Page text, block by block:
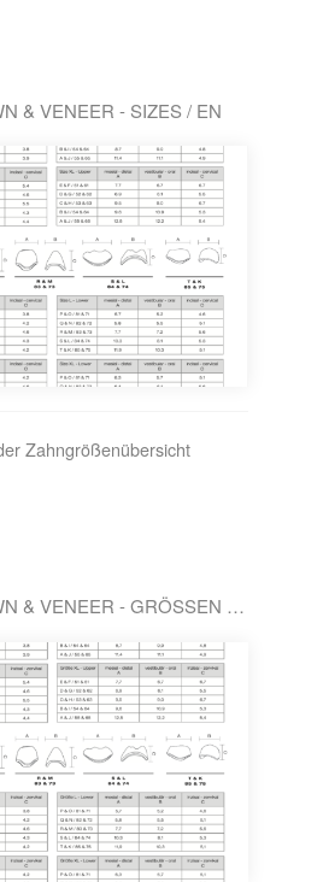
& VENEER - SIZES / EN
Zahngrößenübersicht
PEDIATRIC CROWN & VENEER - GRÖSSEN / DE